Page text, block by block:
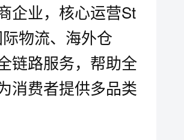
企业，核心运营St
物流、海外仓
链路服务，帮助全
消费者提供多品类